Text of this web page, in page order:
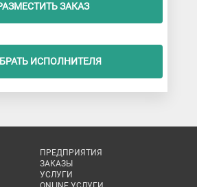
ЗАКАЗ
ИСПОЛНИТЕЛЯ
ПРЕДПРИЯТИЯ
ЗАКАЗЫ
УСЛУГИ